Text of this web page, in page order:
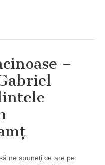
–
ne spuneţi ce are pe